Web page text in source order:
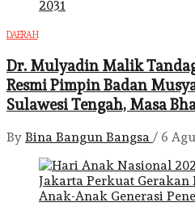
DAERAH
Dr. Mulyadin Malik
Resmi Pimpin Badan
Sulawesi Tengah, Masa
By Bina Bangun Bangsa / 6